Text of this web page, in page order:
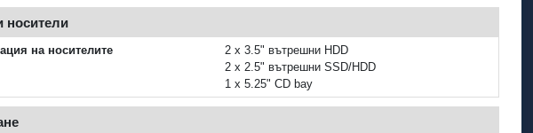
носители
на носителите
2 x 3.5" вътрешни HDD
2 x 2.5" вътрешни SSD/HDD
1 x 5.25" CD bay